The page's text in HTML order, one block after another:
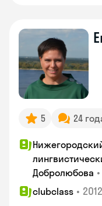
5 24
Добролюбова •
clubclass •